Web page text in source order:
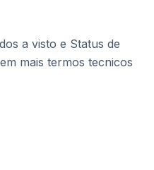
a visto e Status de
mais termos tecnicos